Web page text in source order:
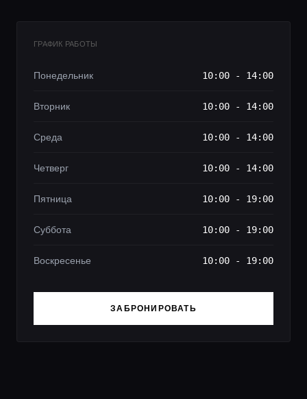
ГРАФИК РАБОТЫ
Понедельник 10:00 - 14:00
Вторник 10:00 - 14:00
Среда 10:00 - 14:00
Четверг 10:00 - 14:00
Пятница 10:00 - 19:00
Суббота 10:00 - 19:00
Воскресенье 10:00 - 19:00
ЗАБРОНИРОВАТЬ